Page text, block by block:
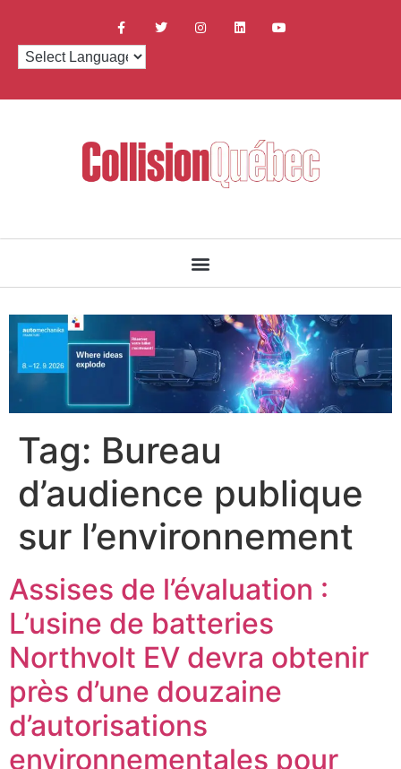
Tag: Bureau
d’audience publique
sur l’environnement
Assises de l’évaluation :
L’usine de batteries
Northvolt EV devra obtenir
près d’une douzaine
d’autorisations
environnementales pour